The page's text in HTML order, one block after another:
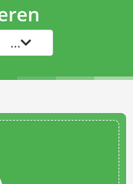
...